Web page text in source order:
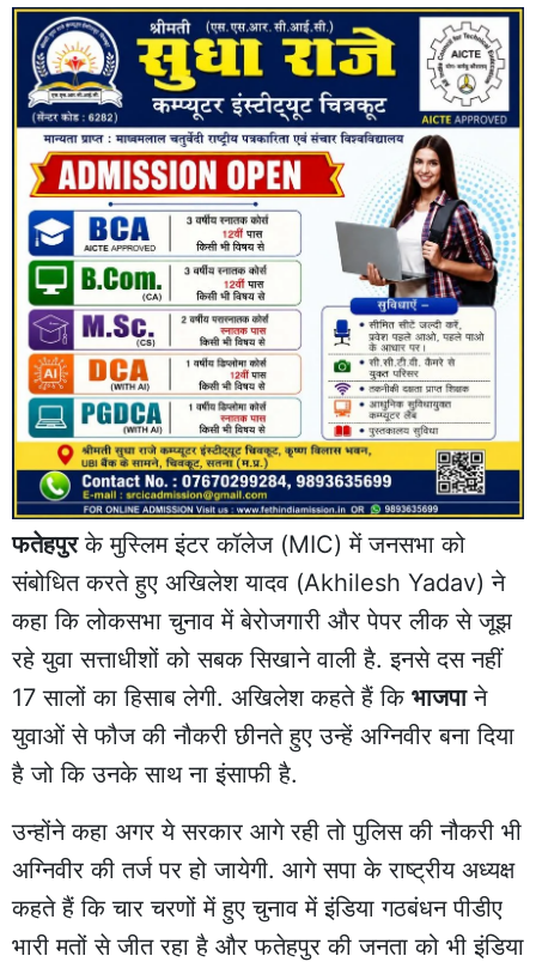
फतेहपुरके मुस्लिम इंटर कॉलेज (MIC) में जनसभा को
संबोधित करते हुए अखिलेश यादव (Akhilesh Yadav) ने
कहा कि लोकसभा चुनाव में बेरोजगारी और पेपर लीक से जूझ
रहे युवा सत्ताधीशों को सबक सिखाने वाली है. इनसे दस नहीं
17 सालों का हिसाब लेगी. अखिलेश कहते हैं कि भाजपाने
युवाओं से फौज की नौकरी छीनते हुए उन्हें अग्निवीर बना दिया
है जो कि उनके साथ ना इंसाफी है.
उन्होंने कहा अगर ये सरकार आगे रही तो पुलिस की नौकरी भी
अग्निवीर की तर्ज पर हो जायेगी. आगे सपा के राष्ट्रीय अध्यक्ष
कहते हैं कि चार चरणों में हुए चुनाव में इंडिया गठबंधन पीडीए
भारी मतों से जीत रहा है और फतेहपुर की जनता को भी इंडिया